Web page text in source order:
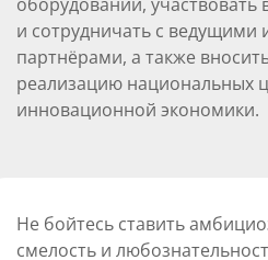
и сотрудничать с ведущими
партнёрами, а также
реализацию национальных
инновационной экономики.
Не бойтесь ставить
смелость и